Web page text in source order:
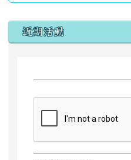
左邊區域內容
近期活動